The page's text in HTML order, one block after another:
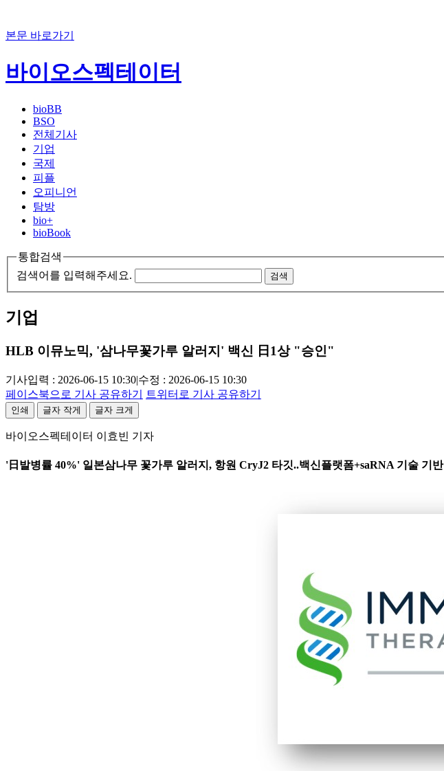
본문 바로가기
바이오스펙테이터
bioBB
BSO
전체기사
기업
국제
피플
오피니언
탐방
bio+
bioBook
통합검색
검색어를 입력해주세요.
검색
기업
HLB 이뮤노믹, '삼나무꽃가루 알러지' 백신 日1상 "승인"
기사입력 : 2026-06-15 10:30|수정 : 2026-06-15 10:30
페이스북으로 기사 공유하기
트위터로 기사 공유하기
인쇄 글자 작게 글자 크게
바이오스펙테이터 이효빈 기자
'日발병률 40%' 일본삼나무 꽃가루 알러지, 항원 CryJ2 타깃..백신플랫폼+saRNA 기술 기반